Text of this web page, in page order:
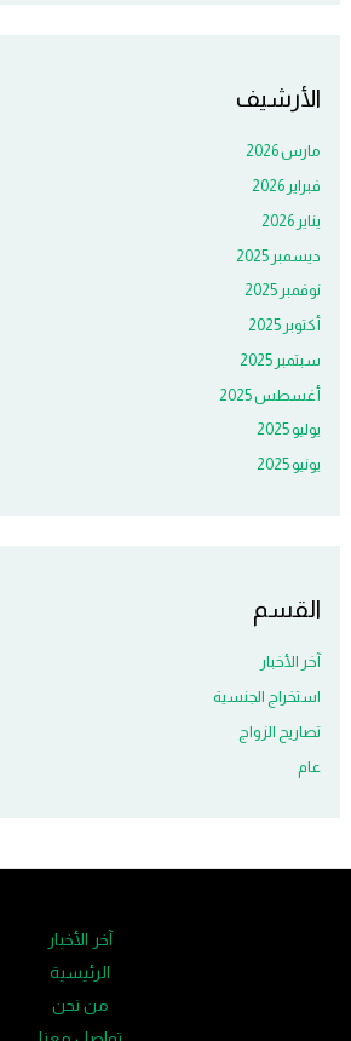
الأرشيف
مارس 2026
فبراير 2026
يناير 2026
ديسمبر 2025
نوفمبر 2025
أكتوبر 2025
سبتمبر 2025
أغسطس 2025
يوليو 2025
يونيو 2025
القسم
آخر الأخبار
استخراج الجنسية
تصاريح الزواج
عام
آخر الأخبار
الرئيسية
من نحن